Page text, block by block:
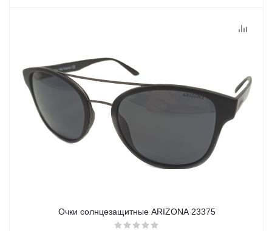
Очки солнцезащитные ARIZONA 23375